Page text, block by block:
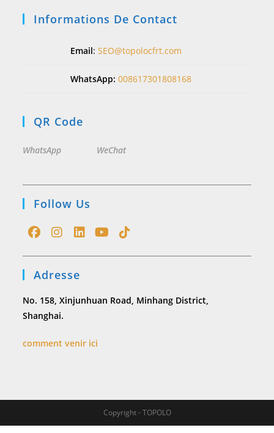
Informations De Contact
Email:SEO@topolocfrt.com
WhatsApp:008617301808168
QR Code
WhatsApp WeChat
Follow Us
new
tab
a
new
tab
a
new
new new
Adresse
No. 158, Xinjunhuan Road, Minhang District,
Shanghai.
comment venir ici
Copyright - TOPOLO